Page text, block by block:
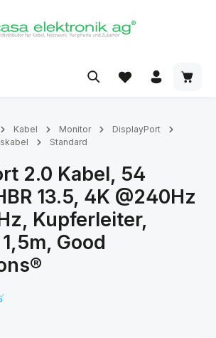
Kabel Monitor
DisplayPort
Standard
2.0 Kabel, 54
13.5, 4K @240Hz
Kupferleiter,
Good